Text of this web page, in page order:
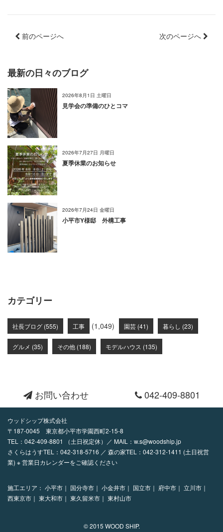
前のページへ 次のページへ
最新の日々のブログ
2026年8月1日 土曜日
見学会の準備のひとコマ
2026年7月27日 月曜日
夏季休業のお知らせ
2026年7月24日 金曜日
小平市Y様邸 外構工事
カテゴリー
社長ブログ (555) 工事 (1,049) 園芸 (41) 暮らし (23)
グルメ (35) その他 (188) モデルハウス (135)
お問い合わせ 042-409-8801
ウッドシップ株式会社
〒187-0045 東京都小平市学園西町2-15-8
TEL： 042-409-8801 （土日祝定休）／ MAIL： w.s@woodship.jp
さくらはうすTEL：042-318-5716 ／ 森の家TEL：042-312-1411 (土日祝営
業) ※ 営業日カレンダーをご確認ください
施工エリア： 小平市｜ 国分寺市｜ 小金井市｜ 国立市｜ 府中市｜ 立川市｜
西東京市｜ 東大和市｜ 東久留米市｜ 東村山市
© 2015 WOOD SHIP.